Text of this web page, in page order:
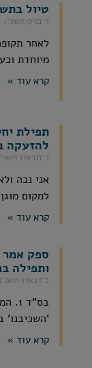
טיול
ד׳ בניסן תשפ״ו
לאחר
מיוחדת
קרא עוד »
תפילת
להזעקה
כ״ח באדר
אני נכה
למקום
קרא עוד »
ספק אמר
ותפילה
כ״ז באדר תשפ״ו
'השכיבנו'
קרא עוד »